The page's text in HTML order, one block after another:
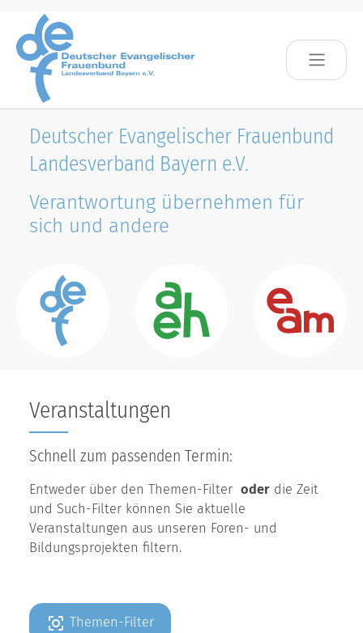
Deutscher Evangelischer Frauenbund
Landesverband Bayern e.V.
Verantwortung übernehmen für
sich und andere
Veranstaltungen
Schnell zum passenden Termin:
Entweder über den Themen-Filter oder die Zeit
und Such-Filter können Sie aktuelle
Veranstaltungen aus unseren Foren- und
Bildungsprojekten filtern.
Themen-Filter